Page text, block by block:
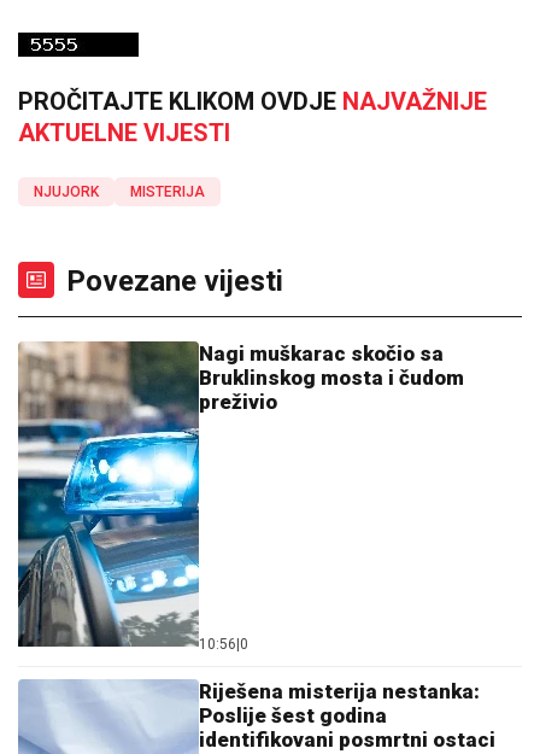
PROČITAJTE KLIKOM OVDJE NAJVAŽNIJE
AKTUELNE VIJESTI
NJUJORK MISTERIJA
Povezane vijesti
Nagi muškarac skočio sa
Bruklinskog mosta i čudom
preživio
10:56|0
Riješena misterija nestanka:
Poslije šest godina
identifikovani posmrtni ostaci